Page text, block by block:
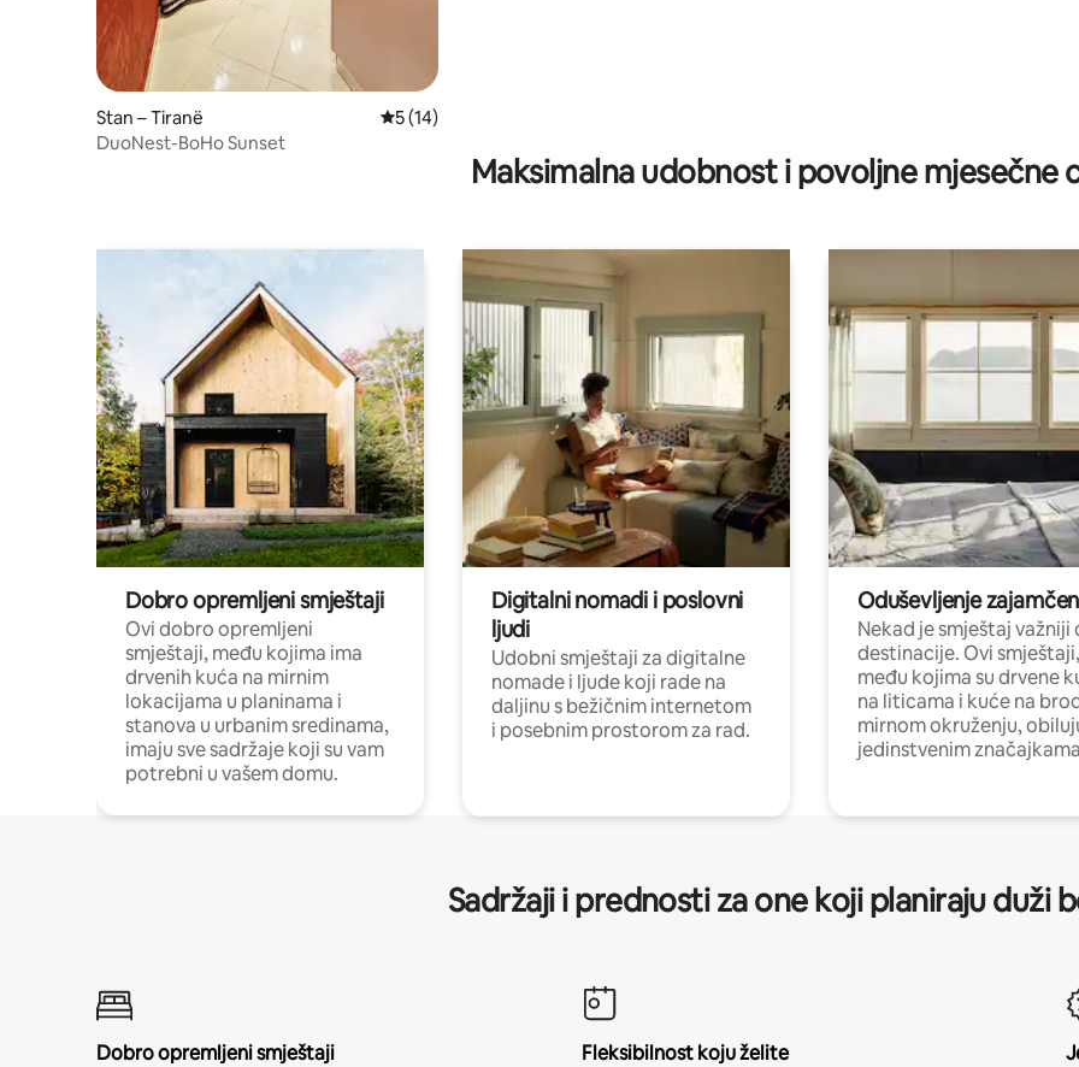
Stan – Tiranë Prosječna ocjena: 5/5, recenzija: 14
5 (14)
DuoNest-BoHo Sunset
Maksimalna udobnost i povoljne mjesečne
Dobro opremljeni smještaji
Ovi dobro opremljeni
smještaji, među kojima ima
drvenih kuća na mirnim
lokacijama u planinama i
stanova u urbanim sredinama,
imaju sve sadržaje koji su vam
potrebni u vašem domu.
Digitalni nomadi i poslovni
ljudi
Udobni smještaji za digitalne
nomade i ljude koji rade na
daljinu s bežičnim internetom
i posebnim prostorom za rad.
Oduševljenje
Nekad je smještaj važniji
destinacije. Ovi smještaji,
među kojima su drvene
na liticama i kuće na
mirnom okruženju,
jedinstvenim
Sadržaji i prednosti za one koji planiraju duži
Dobro opremljeni smještaji
Fleksibilnost koju želite